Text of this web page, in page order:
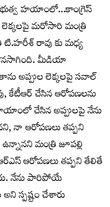
హయాంలో…కాంగ్రెస్
మరోసారి మంత్రి
టి.హరీశ్ రావు కు మధ్య
కొనసాగింది. మీడియా
అప్పుల లెక్కలపై సవాల్
కేటీఆర్ చేసిన ఆరోపణలను
చేసిన అప్పులపై నేను
నా ఆరోపణలు తప్పని
మంత్రి జూపల్లి
ఆరోపణలు తప్పని తేలితే
నేను పారిపోయే
స్పష్టం చేశారు